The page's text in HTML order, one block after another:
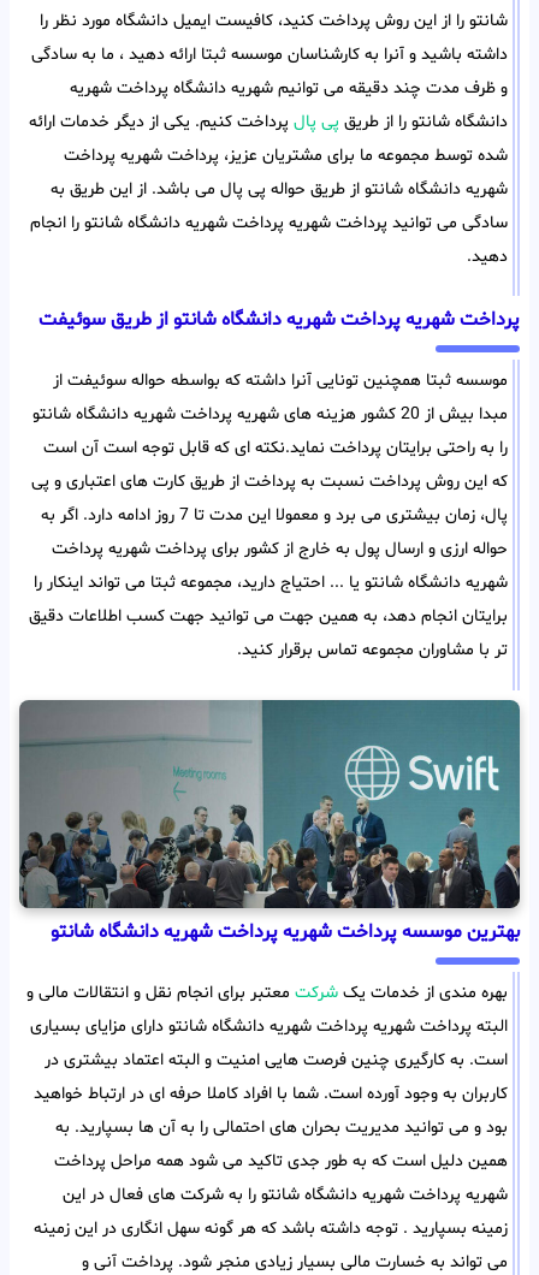
شانتو را از این روش پرداخت کنید، کافیست ایمیل دانشگاه مورد نظر را
داشته باشید و آنرا به کارشناسان موسسه ثبتا ارائه دهید ، ما به سادگی
و ظرف مدت چند دقیقه می توانیم شهریه دانشگاه پرداخت شهریه
دانشگاه شانتو را از طریق پی پال پرداخت کنیم. یکی از دیگر خدمات ارائه
شده توسط مجموعه ما برای مشتریان عزیز، پرداخت شهریه پرداخت
شهریه دانشگاه شانتو از طریق حواله پی پال می باشد. از این طریق به
سادگی می توانید پرداخت شهریه پرداخت شهریه دانشگاه شانتو را انجام
دهید.
پرداخت شهریه پرداخت شهریه دانشگاه شانتو از طریق سوئیفت
موسسه ثبتا همچنین تونایی آنرا داشته که بواسطه حواله سوئیفت از
مبدا بیش از 20 کشور هزینه های شهریه پرداخت شهریه دانشگاه شانتو
را به راحتی برایتان پرداخت نماید.نکته ای که قابل توجه است آن است
که این روش پرداخت نسبت به پرداخت از طریق کارت های اعتباری و پی
پال، زمان بیشتری می برد و معمولا این مدت تا 7 روز ادامه دارد. اگر به
حواله ارزی و ارسال پول به خارج از کشور برای پرداخت شهریه پرداخت
شهریه دانشگاه شانتو یا ... احتیاج دارید، مجموعه ثبتا می تواند اینکار را
برایتان انجام دهد، به همین جهت می توانید جهت کسب اطلاعات دقیق
تر با مشاوران مجموعه تماس برقرار کنید.
بهترین موسسه پرداخت شهریه پرداخت شهریه دانشگاه شانتو
بهره مندی از خدمات یک شرکت معتبر برای انجام نقل و انتقالات مالی و
البته پرداخت شهریه پرداخت شهریه دانشگاه شانتو دارای مزایای بسیاری
است. به کارگیری چنین فرصت هایی امنیت و البته اعتماد بیشتری در
کاربران به وجود آورده است. شما با افراد کاملا حرفه ای در ارتباط خواهید
بود و می توانید مدیریت بحران های احتمالی را به آن ها بسپارید. به
همین دلیل است که به طور جدی تاکید می شود همه مراحل پرداخت
شهریه پرداخت شهریه دانشگاه شانتو را به شرکت های فعال در این
زمینه بسپارید . توجه داشته باشد که هر گونه سهل انگاری در این زمینه
می تواند به خسارت مالی بسیار زیادی منجر شود. پرداخت آنی و